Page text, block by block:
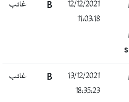
12/12/2021
11:03:18
B غائب
13/12/2021
18:35:23
B غائب